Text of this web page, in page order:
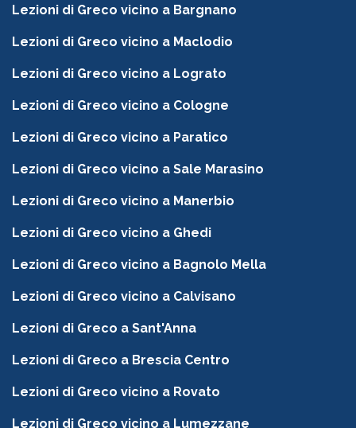
Lezioni di Greco vicino a Bargnano
Lezioni di Greco vicino a Maclodio
Lezioni di Greco vicino a Lograto
Lezioni di Greco vicino a Cologne
Lezioni di Greco vicino a Paratico
Lezioni di Greco vicino a Sale Marasino
Lezioni di Greco vicino a Manerbio
Lezioni di Greco vicino a Ghedi
Lezioni di Greco vicino a Bagnolo Mella
Lezioni di Greco vicino a Calvisano
Lezioni di Greco a Sant'Anna
Lezioni di Greco a Brescia Centro
Lezioni di Greco vicino a Rovato
Lezioni di Greco vicino a Lumezzane